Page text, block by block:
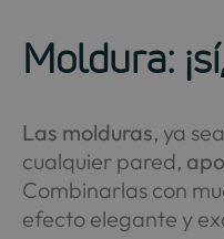
Moldura:
Las molduras, ya
cualquier pared,
Combinarlas con
efecto elegante y